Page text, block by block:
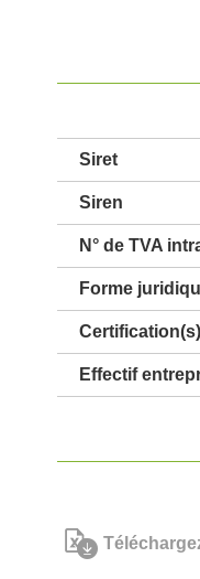
Siret
Siren
N° de TVA
Forme
Certification(s)
Effectif